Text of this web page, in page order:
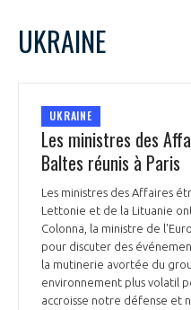
UKRAINE
UKRAINE
Les ministres des
Baltes réunis à Paris
Les ministres des Affaires
Lettonie et de la Lituanie
Colonna, la ministre de
pour discuter des
la mutinerie avortée du
environnement plus volatil
accroisse notre défense et